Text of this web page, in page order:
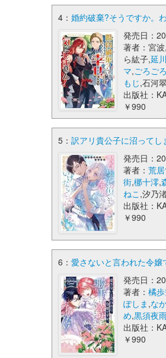
4： 婚約破棄?そうですか。
発売日：
著者：宮波,
ら紘子,延
マ,ごろご
もじ,石河
出版社：
￥990
5： 訳アリ貴公子に沼って
発売日：
著者：荒
街,梛十澪,
ねこ ,汐乃
出版社：
￥990
6： 愛さないと言われた令
発売日：
著者：橘
ぽしま ,な
め,黒須夜
出版社：
￥990